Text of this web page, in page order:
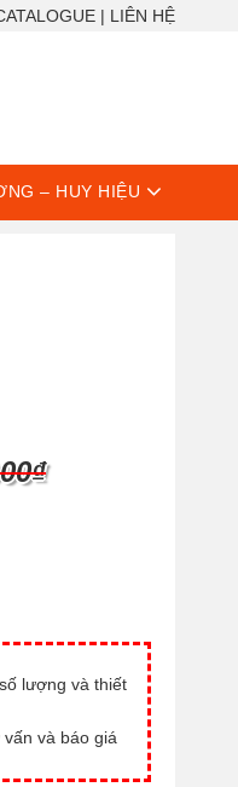
LIÊN HỆ
– HUY HIỆU
lượng và thiết
và báo giá